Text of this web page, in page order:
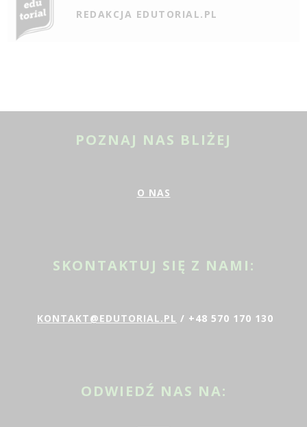
REDAKCJA EDUTORIAL.PL
POZNAJ NAS BLIŻEJ
O NAS
SKONTAKTUJ SIĘ Z NAMI:
KONTAKT@EDUTORIAL.PL / +48 570 170 130
ODWIEDŹ NAS NA: